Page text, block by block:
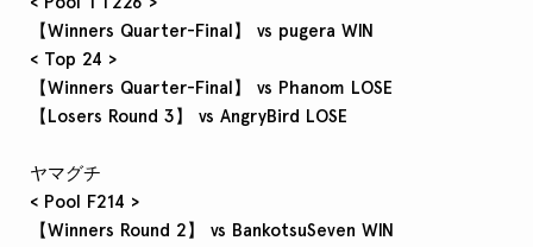
【Winners Quarter-Final】 vs pugera WIN
< Top 24 >
【Winners Quarter-Final】 vs Phanom LOSE
【Losers Round 3】 vs AngryBird LOSE
ヤマグチ
< Pool F214 >
【Winners Round 2】 vs BankotsuSeven WIN